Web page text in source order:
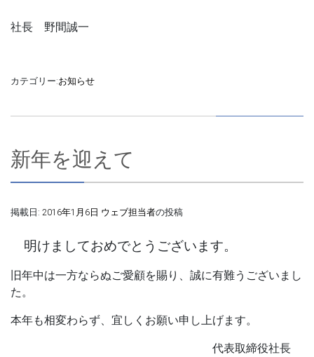
社長 野間誠一
カテゴリー:お知らせ
新年を迎えて
掲載日: 2016年1月6日 ウェブ担当者の投稿
明けましておめでとうございます。
旧年中は一方ならぬご愛顧を賜り、誠に有難うございまし
た。
本年も相変わらず、宜しくお願い申し上げます。
代表取締役社長